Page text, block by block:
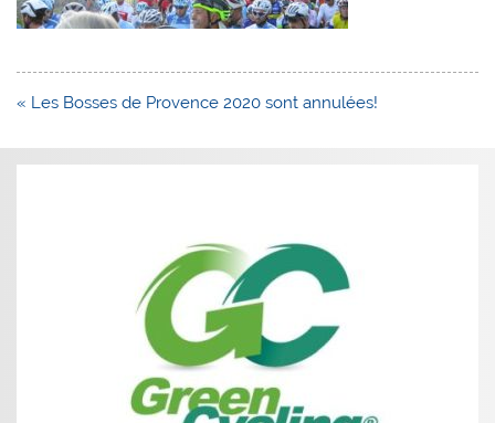
Navigation
l’article
« Les Bosses de Provence 2020 sont annulées!